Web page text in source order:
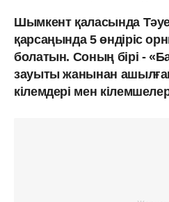
Шымкент қаласында
қарсаңында 5 өндіріс
болатын. Соның бірі -
зауыты жанынан
кілемдері мен